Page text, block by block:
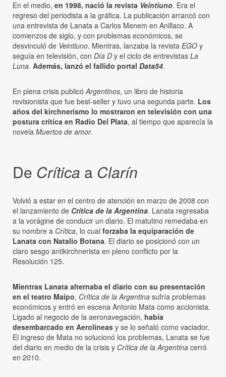
En el medio, en 1998, nació la revista Veintiuno. Era el
regreso del periodista a la gráfica. La publicación arrancó con
una entrevista de Lanata a Carlos Menem en Anillaco. A
comienzos de siglo, y con problemas económicos, se
desvinculó de Veintiuno. Mientras, lanzaba la revista EGO y
seguía en televisión, con Día D y el ciclo de entrevistas La
Luna. Además, lanzó el fallido portal Data54.
En plena crisis publicóArgentinos, un libro de historia
revisionista que fue best-seller y tuvo una segunda parte. Los
años del kirchnerismo lo mostraron en televisión con una
postura crítica en Radio Del Plata, al tiempo que aparecía la
novela Muertos de amor.
De Crítica a Clarín
Volvió a estar en el centro de atención en marzo de 2008 con
el lanzamiento de Crítica de la Argentina. Lanata regresaba
a la vorágine de conducir un diario. El matutino remedaba en
su nombre a Crítica, lo cual forzaba la equiparación de
Lanata con Natalio Botana. El diario se posicionó con un
claro sesgo antikirchnerista en pleno conflicto por la
Resolución 125.
Mientras Lanata alternaba el diario con su presentación
en el teatro Maipo, Crítica de la Argentina sufría problemas
económicos y entró en escena Antonio Mata como accionista.
Ligado al negocio de la aeronavegación, había
desembarcado en Aerolíneas y se lo señaló como vaciador.
El ingreso de Mata no solucionó los problemas, Lanata se fue
del diario en medio de la crisis y Crítica de la Argentina cerró
en 2010.